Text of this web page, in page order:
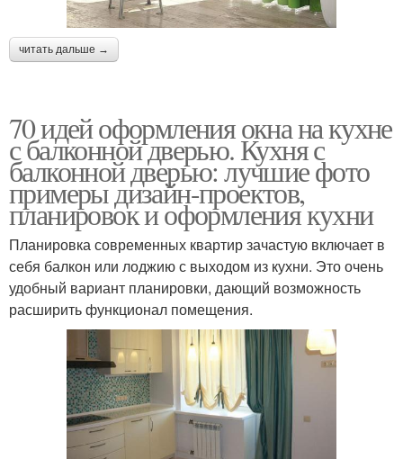
читать дальше →
70 идей оформления окна на кухне
с балконной дверью. Кухня с
балконной дверью: лучшие фото
примеры дизайн-проектов,
планировок и оформления кухни
Планировка современных квартир зачастую включает в
себя балкон или лоджию с выходом из кухни. Это очень
удобный вариант планировки, дающий возможность
расширить функционал помещения.